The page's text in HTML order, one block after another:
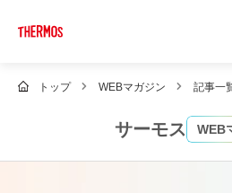
トップ WEBマガジン 記事一
サーモス WEB